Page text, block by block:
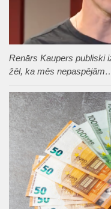
Renārs Kaupers publiski
žēl, ka mēs